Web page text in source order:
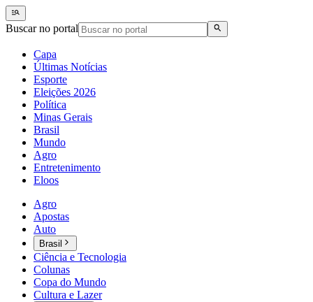
Buscar no portal
Capa
Últimas Notícias
Esporte
Eleições 2026
Política
Minas Gerais
Brasil
Mundo
Agro
Entretenimento
Eloos
Agro
Apostas
Auto
Brasil
Ciência e Tecnologia
Colunas
Copa do Mundo
Cultura e Lazer